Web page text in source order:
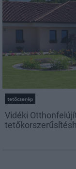
tetőcserép
Vidéki